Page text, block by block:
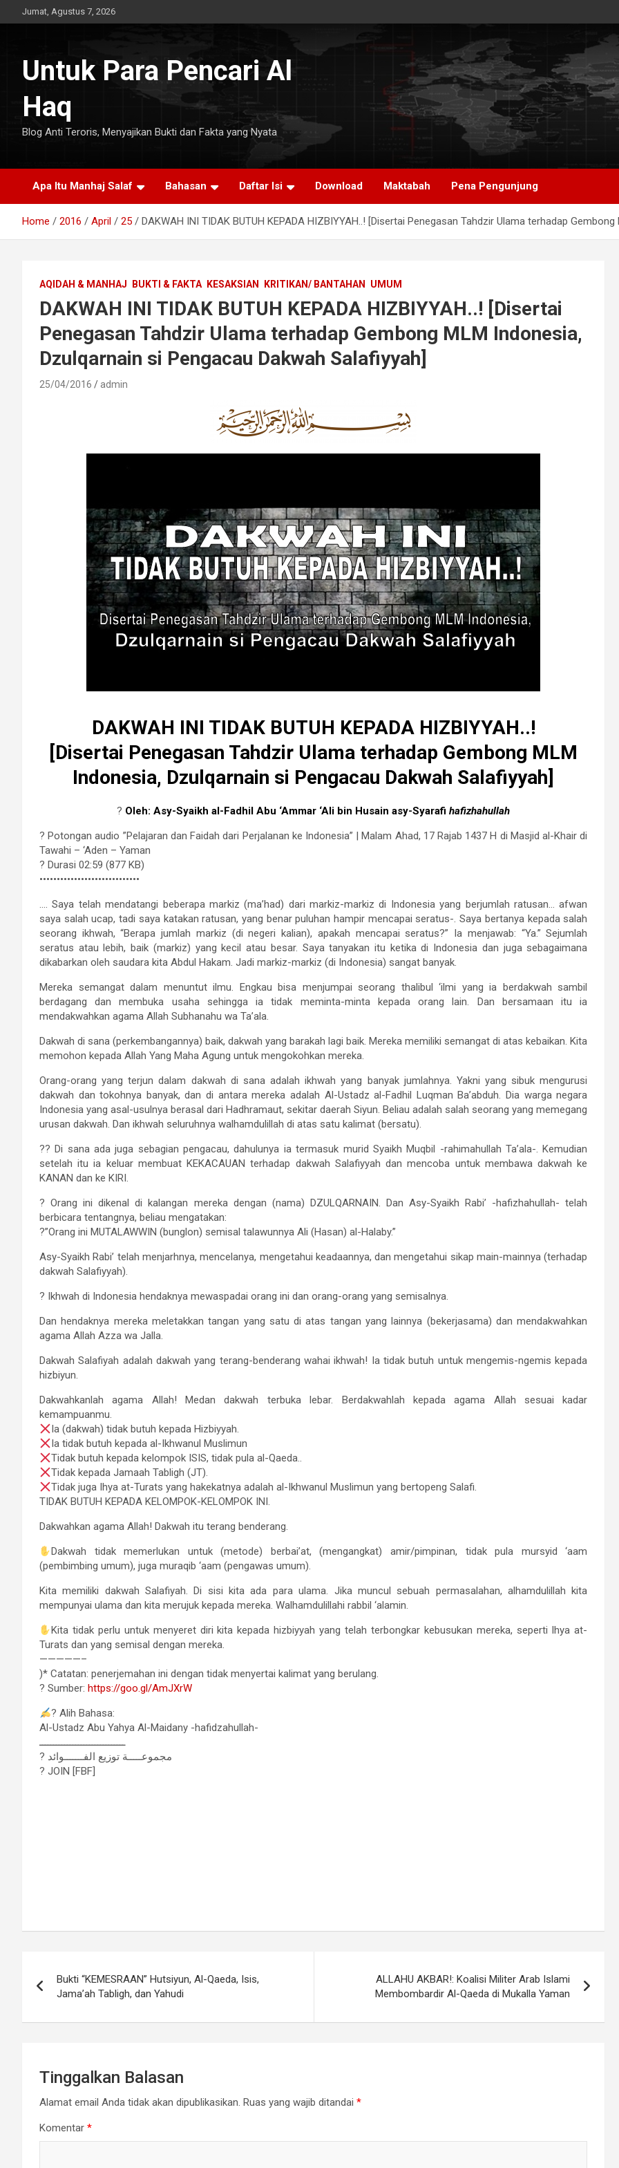
to
Jumat, Agustus 7, 2026
Untuk Para Pencari Al
Haq
Blog Anti Teroris, Menyajikan Bukti dan Fakta yang Nyata
Apa Itu Manhaj Salaf Bahasan Daftar Isi Download Maktabah Pena Pengunjung
Home 2016 April 25 DAKWAH INI TIDAK BUTUH KEPADA HIZBIYYAH..! [Disertai Penegasan Tahdzir Ulama terhadap
AQIDAH & MANHAJ BUKTI & FAKTA KESAKSIAN KRITIKAN/ BANTAHAN UMUM
DAKWAH INI TIDAK BUTUH KEPADA HIZBIYYAH..! [Disertai
Penegasan Tahdzir Ulama terhadap Gembong MLM Indonesia,
Dzulqarnain si Pengacau Dakwah Salafiyyah]
25/04/2016 admin
DAKWAH INI TIDAK BUTUH KEPADA HIZBIYYAH..!
[Disertai Penegasan Tahdzir Ulama terhadap Gembong MLM
Indonesia, Dzulqarnain si Pengacau Dakwah Salafiyyah]
? Oleh: Asy-Syaikh al-Fadhil Abu ‘Ammar ‘Ali bin Husain asy-Syarafihafizhahullah
? Potongan audio ”Pelajaran dan Faidah dari Perjalanan ke Indonesia” | Malam Ahad, 17 Rajab 1437 H di Masjid al-Khair di
Tawahi – ‘Aden – Yaman
? Durasi 02:59 (877 KB)
•••••••••••••••••••••••••••••
…. Saya telah mendatangi beberapa markiz (ma’had) dari markiz-markiz di Indonesia yang berjumlah ratusan… afwan
saya salah ucap, tadi saya katakan ratusan, yang benar puluhan hampir mencapai seratus-. Saya bertanya kepada salah
seorang ikhwah, “Berapa jumlah markiz (di negeri kalian), apakah mencapai seratus?” Ia menjawab: “Ya.” Sejumlah
seratus atau lebih, baik (markiz) yang kecil atau besar. Saya tanyakan itu ketika di Indonesia dan juga sebagaimana
dikabarkan oleh saudara kita Abdul Hakam. Jadi markiz-markiz (di Indonesia) sangat banyak.
Mereka semangat dalam menuntut ilmu. Engkau bisa menjumpai seorang thalibul ‘ilmi yang ia berdakwah sambil
berdagang dan membuka usaha sehingga ia tidak meminta-minta kepada orang lain. Dan bersamaan itu ia
mendakwahkan agama Allah Subhanahu wa Ta’ala.
Dakwah di sana (perkembangannya) baik, dakwah yang barakah lagi baik. Mereka memiliki semangat di atas kebaikan. Kita
memohon kepada Allah Yang Maha Agung untuk mengokohkan mereka.
Orang-orang yang terjun dalam dakwah di sana adalah ikhwah yang banyak jumlahnya. Yakni yang sibuk mengurusi
dakwah dan tokohnya banyak, dan di antara mereka adalah Al-Ustadz al-Fadhil Luqman Ba’abduh. Dia warga negara
Indonesia yang asal-usulnya berasal dari Hadhramaut, sekitar daerah Siyun. Beliau adalah salah seorang yang memegang
urusan dakwah. Dan ikhwah seluruhnya walhamdulillah di atas satu kalimat (bersatu).
?? Di sana ada juga sebagian pengacau, dahulunya ia termasuk murid Syaikh Muqbil -rahimahullah Ta’ala-. Kemudian
setelah itu ia keluar membuat KEKACAUAN terhadap dakwah Salafiyyah dan mencoba untuk membawa dakwah ke
KANAN dan ke KIRI.
? Orang ini dikenal di kalangan mereka dengan (nama) DZULQARNAIN. Dan Asy-Syaikh Rabi’ -hafizhahullah- telah
berbicara tentangnya, beliau mengatakan:
?”Orang ini MUTALAWWIN (bunglon) semisal talawunnya Ali (Hasan) al-Halaby.”
Asy-Syaikh Rabi’ telah menjarhnya, mencelanya, mengetahui keadaannya, dan mengetahui sikap main-mainnya (terhadap
dakwah Salafiyyah).
? Ikhwah di Indonesia hendaknya mewaspadai orang ini dan orang-orang yang semisalnya.
Dan hendaknya mereka meletakkan tangan yang satu di atas tangan yang lainnya (bekerjasama) dan mendakwahkan
agama Allah Azza wa Jalla.
Dakwah Salafiyah adalah dakwah yang terang-benderang wahai ikhwah! Ia tidak butuh untuk mengemis-ngemis kepada
hizbiyun.
Dakwahkanlah agama Allah! Medan dakwah terbuka lebar. Berdakwahlah kepada agama Allah sesuai kadar
kemampuanmu.
Ia (dakwah) tidak butuh kepada Hizbiyyah.
Ia tidak butuh kepada al-Ikhwanul Muslimun
Tidak butuh kepada kelompok ISIS, tidak pula al-Qaeda..
Tidak kepada Jamaah Tabligh (JT).
Tidak juga Ihya at-Turats yang hakekatnya adalah al-Ikhwanul Muslimun yang bertopeng Salafi.
TIDAK BUTUH KEPADA KELOMPOK-KELOMPOK INI.
Dakwahkan agama Allah! Dakwah itu terang benderang.
Dakwah tidak memerlukan untuk (metode) berbai’at, (mengangkat) amir/pimpinan, tidak pula mursyid ‘aam
(pembimbing umum), juga muraqib ‘aam (pengawas umum).
Kita memiliki dakwah Salafiyah. Di sisi kita ada para ulama. Jika muncul sebuah permasalahan, alhamdulillah kita
mempunyai ulama dan kita merujuk kepada mereka. Walhamdulillahi rabbil ‘alamin.
Kita tidak perlu untuk menyeret diri kita kepada hizbiyyah yang telah terbongkar kebusukan mereka, seperti Ihya at-
Turats dan yang semisal dengan mereka.
—————–
)* Catatan: penerjemahan ini dengan tidak menyertai kalimat yang berulang.
? Sumber: https://goo.gl/AmJXrW
? Alih Bahasa:
Al-Ustadz Abu Yahya Al-Maidany -hafidzahullah-
ـــــــــــــــــــــــــــــــ
? مجموعـــــة توزيع الفـــــــوائد
? JOIN [FBF]
pos
Bukti “KEMESRAAN” Hutsiyun, Al-Qaeda, Isis,
Jama’ah Tabligh, dan Yahudi
ALLAHU AKBAR!: Koalisi Militer Arab Islami
Membombardir Al-Qaeda di Mukalla Yaman
Tinggalkan Balasan
Alamat email Anda tidak akan dipublikasikan. Ruas yang wajib ditandai *
Komentar *